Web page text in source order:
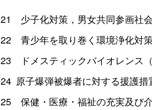
21 少子化対策，男女共同参画社
22 青少年を取り巻く環境浄化対
23 ドメスティックバイオレンス
24 原子爆弾被爆者に対する援護
25 保健・医療・福祉の充実及び